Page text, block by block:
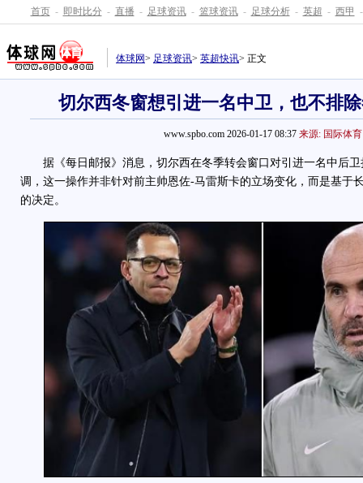
首页 - 即时比分 - 直播 - 足球资讯 - 篮球资讯 - 足球分析 - 英超 - 西甲 -
体球网> 足球资讯> 英超快讯> 正文
切尔西冬窗想引进一名中卫，也不排
www.spbo.com 2026-01-17 08:37 来源: 国际体育
据《每日邮报》消息，切尔西在冬季转会窗口对引进一名中后卫
调，这一操作并非针对前主帅恩佐-马雷斯卡的立场变化，而是基于
的决定。